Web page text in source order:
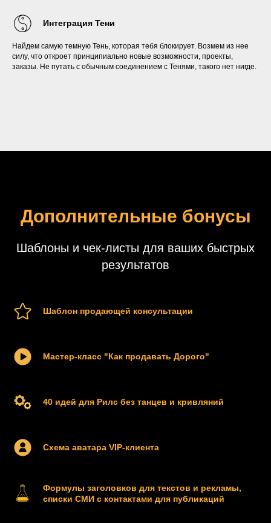
Интеграция Тени
Найдем самую темную Тень, которая тебя блокирует. Возмем из нее
силу, что откроет принципиально новые возможности, проекты,
заказы. Не путать с обычным соединением с Тенями, такого нет нигде.
Дополнительные бонусы
Шаблоны и чек-листы для ваших быстрых
результатов
Шаблон продающей консультации
Мастер-класс "Как продавать Дорого"
40 идей для Рилс без танцев и кривляний
Схема аватара VIP-клиента
Формулы заголовков для текстов и рекламы,
списки СМИ с контактами для публикаций